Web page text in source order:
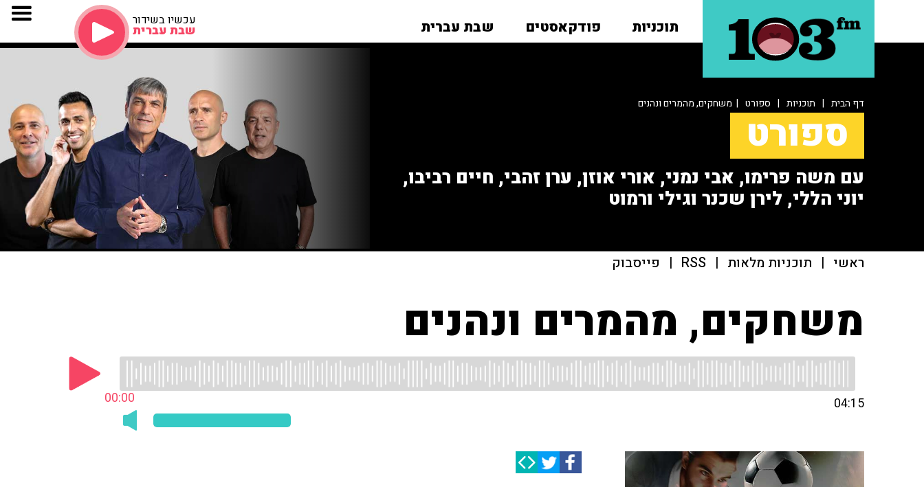
תוכניות פודקאסטים שבת עברית עכשיו בשידור
שבת עברית
דף הבית | תוכניות | ספורט | משחקים, מהמרים ונהנים
ספורט
עם משה פרימו, אבי נמני, אורי אוזן, ערן זהבי, חיים רביבו,
יוני הללי, לירן שכנר וגילי ורמוט
ראשי | תוכניות מלאות |
RSS
| פייסבוק
משחקים, מהמרים ונהנים
00:00 04:15